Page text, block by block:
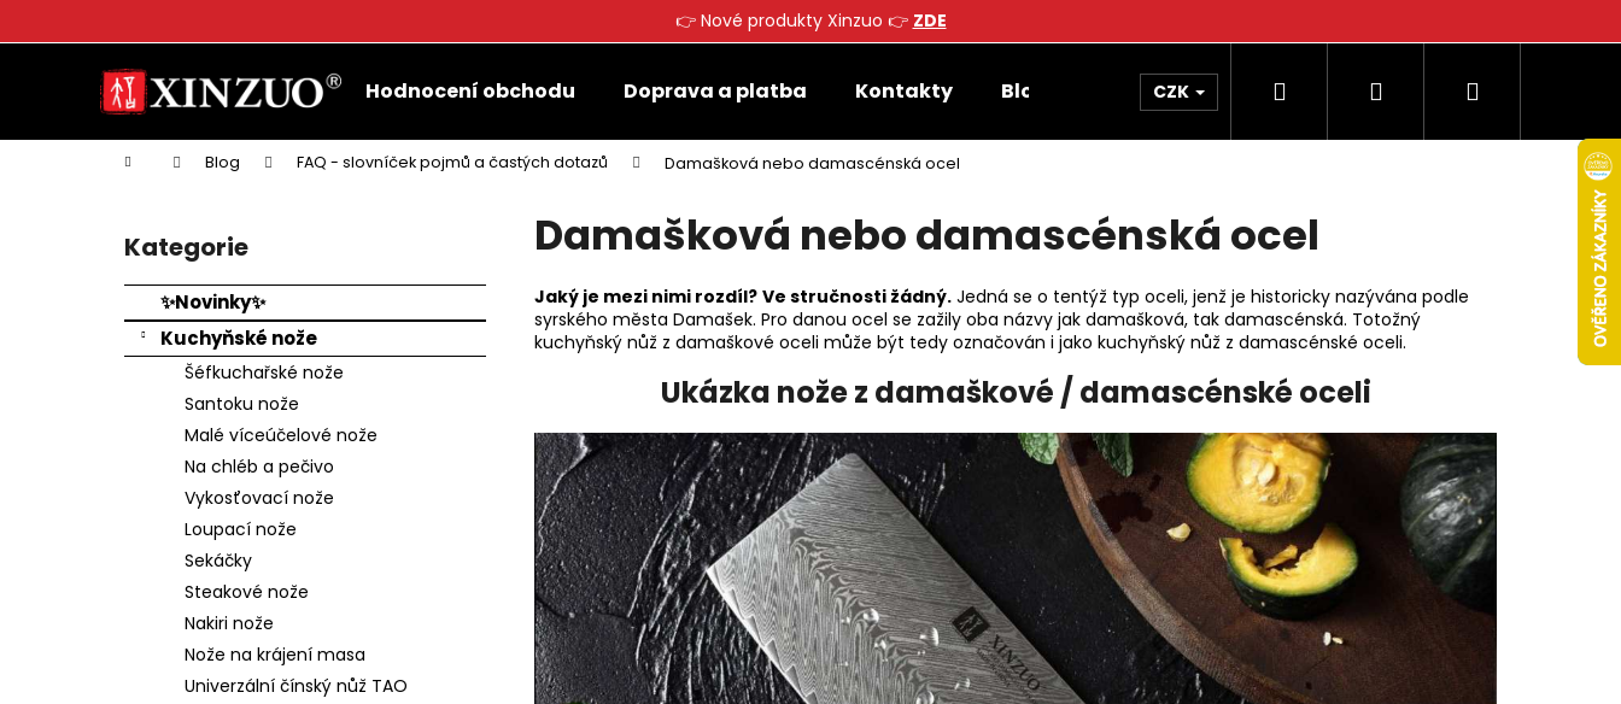
👉 Nové produkty Xinzuo 👉 ZDE
Hodnocení obchodu Doprava a platba Kontakty Blog CZK Hledat PřihlášeníNákupní
Domů Blog FAQ - slovníček pojmů a častých dotazů Damašková nebo damascénská ocel
Přeskočit
kategorie
Kategorie
✨Novinky✨
Kuchyňské nože
Šéfkuchařské nože
Santoku nože
Malé víceúčelové nože
Na chléb a pečivo
Vykosťovací nože
Loupací nože
Sekáčky
Steakové nože
Nakiri nože
Nože na krájení masa
Univerzální čínský nůž TAO
Damašková nebo damascénská ocel
Jaký je mezi nimi rozdíl? Ve stručnosti žádný. Jedná se o tentýž typ oceli, jenž je historicky nazývána podle
syrského města Damašek. Pro danou ocel se zažily oba názvy jak damašková, tak damascénská. Totožný
kuchyňský nůž z damaškové oceli může být tedy označován i jako kuchyňský nůž z damascénské oceli.
Ukázka nože z damaškové / damascénské oceli
o
k Co potřebujete najít?
HLEDAT
Doporučujeme